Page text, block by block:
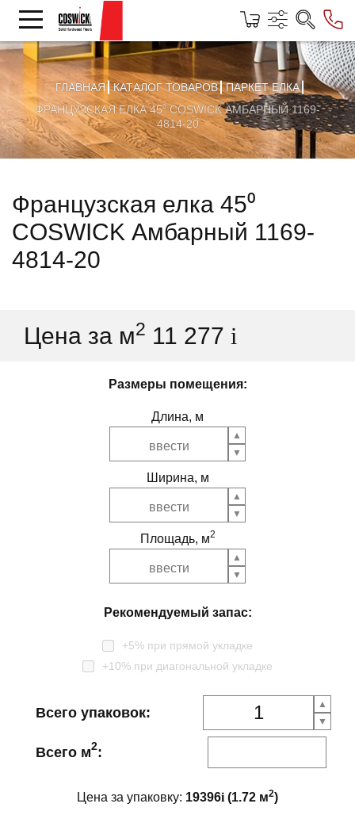
ГЛАВНАЯ КАТАЛОГ ТОВАРОВ
ПАРКЕТ ЕЛКА
ФРАНЦУЗСКАЯ ЕЛКА 45⁰ COSWICK АМБАРНЫЙ 1169-
4814-20
Французская елка 45⁰
COSWICK Амбарный 1169-
4814-20
Цена за м2 11 277 i
Размеры помещения:
Длина, м
Ширина, м
Площадь, м2
Рекомендуемый запас:
+5% при прямой укладке
+10% при диагональной укладке
Всего упаковок:
Всего м2:
Цена за упаковку: 19396i (1.72 м2)